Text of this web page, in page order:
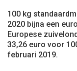
100 kg
2020 bijna een
Europese
33,26 euro voor
februari 2019.